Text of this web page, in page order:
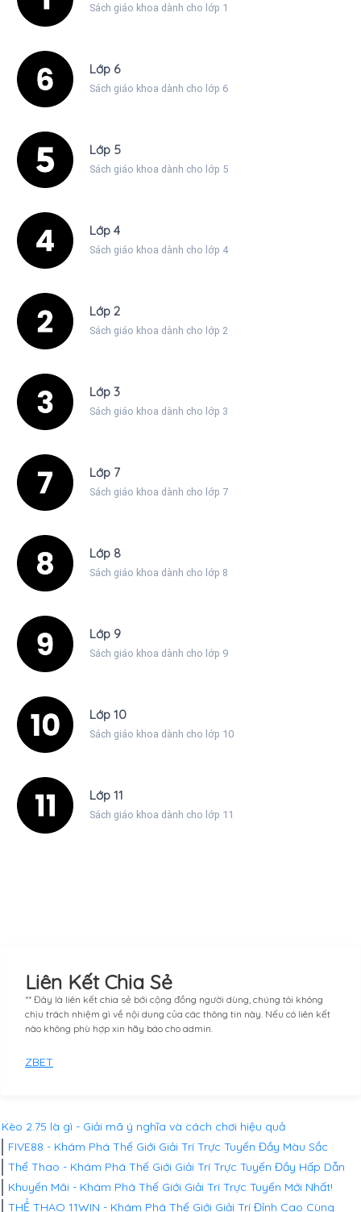
Sách giáo khoa dành cho lớp 1
Lớp 6
Sách giáo khoa dành cho lớp 6
Lớp 5
Sách giáo khoa dành cho lớp 5
Lớp 4
Sách giáo khoa dành cho lớp 4
Lớp 2
Sách giáo khoa dành cho lớp 2
Lớp 3
Sách giáo khoa dành cho lớp 3
Lớp 7
Sách giáo khoa dành cho lớp 7
Lớp 8
Sách giáo khoa dành cho lớp 8
Lớp 9
Sách giáo khoa dành cho lớp 9
Lớp 10
Sách giáo khoa dành cho lớp 10
Lớp 11
Sách giáo khoa dành cho lớp 11
Liên Kết Chia Sẻ
** Đây là liên kết chia sẻ bới cộng đồng người dùng, chúng tôi không
chịu trách nhiệm gì về nội dung của các thông tin này. Nếu có liên kết
nào không phù hợp xin hãy báo cho admin.
ZBET
Kèo 2.75 là gì - Giải mã ý nghĩa và cách chơi hiệu quả
FIVE88 - Khám Phá Thế Giới Giải Trí Trực Tuyến Đầy Màu Sắc
Thể Thao - Khám Phá Thế Giới Giải Trí Trực Tuyến Đầy Hấp Dẫn
Khuyến Mãi - Khám Phá Thế Giới Giải Trí Trực Tuyến Mới Nhất!
THỂ THAO 11WIN - Khám Phá Thế Giới Giải Trí Đỉnh Cao Cùng